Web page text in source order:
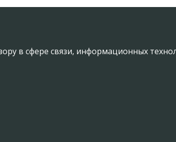
в сфере связи, информационных